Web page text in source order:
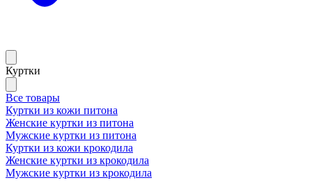
Куртки
Все товары
Куртки из кожи питона
Женские куртки из питона
Мужские куртки из питона
Куртки из кожи крокодила
Женские куртки из крокодила
Мужские куртки из крокодила